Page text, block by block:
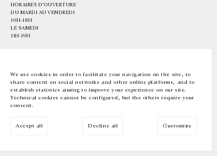
We use cookies in order to facilitate your navigation on the site, to
share content on social networks and other online platforms, and to
establish statistics aiming to improve your experience on our site.
Technical cookies cannot be configured, but the others require your
consent.
Accept all Decline all Customize
HORAIRES D'OUVERTURE
DU MARDI AU VENDREDI
10H-18H
LE SAMEDI
11H-19H
EN FR 中文 Facebook Instagram
Inscrivez-vous à notre newsletter